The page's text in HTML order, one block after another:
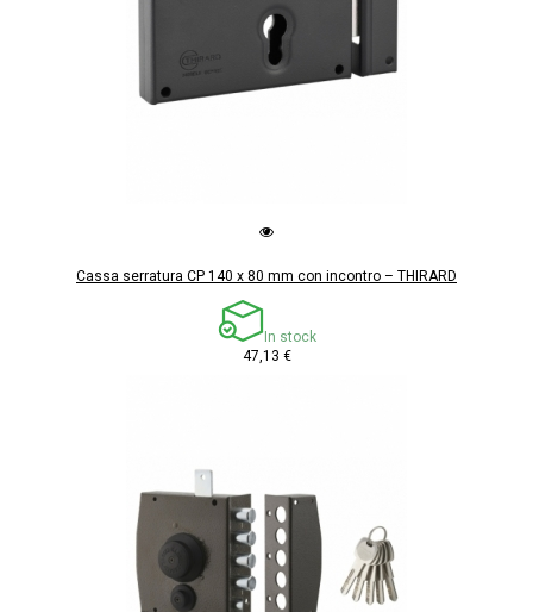
Cassa serratura CP 140 x 80 mm con incontro – THIRARD
In stock
47,13 €